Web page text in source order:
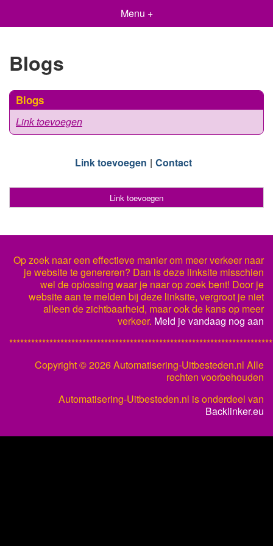
Menu +
Blogs
Blogs
Link toevoegen
Link toevoegen Contact
Link toevoegen
Op zoek naar een effectieve manier om meer verkeer naar
je website te genereren? Dan is deze linksite misschien
wel de oplossing waar je naar op zoek bent! Door je
website aan te melden bij deze linksite, vergroot je niet
alleen de zichtbaarheid, maar ook de kans op meer
verkeer. Meld je vandaag nog aan
Copyright ©2026 Automatisering-Uitbesteden.nl Alle
rechten voorbehouden
Automatisering-Uitbesteden.nl is onderdeel van
Backlinker.eu